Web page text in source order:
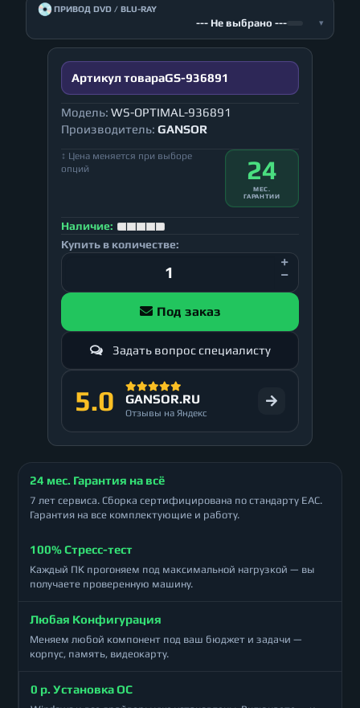
💿ПРИВОД DVD / BLU-RAY
--- Не выбрано --- ▾
Артикул товараGS-936891
Модель: WS-OPTIMAL-936891
Производитель: GANSOR
↕ Цена меняется при выборе
опций
24
МЕС.
ГАРАНТИИ
Наличие:
Купить в количестве:
Под заказ
Задать вопрос специалисту
5.0 GANSOR.RU
Отзывы на Яндекс
24 мес. Гарантия на всё
7 лет сервиса. Сборка сертифицирована по стандарту ЕАС.
Гарантия на все комплектующие и работу.
100% Стресс-тест
Каждый ПК прогоняем под максимальной нагрузкой — вы
получаете проверенную машину.
Любая Конфигурация
Меняем любой компонент под ваш бюджет и задачи —
корпус, память, видеокарту.
0 р. Установка ОС